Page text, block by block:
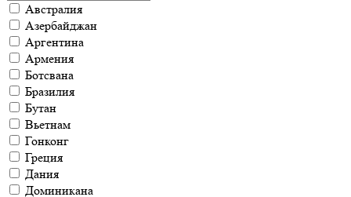
Австралия
Азербайджан
Аргентина
Армения
Ботсвана
Бразилия
Бутан
Вьетнам
Гонконг
Греция
Дания
Доминикана